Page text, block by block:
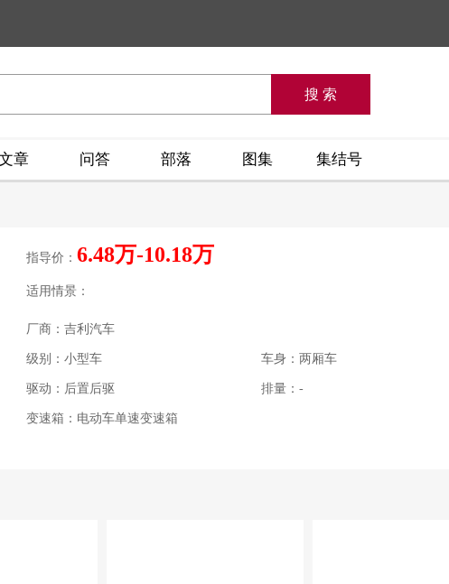
章 问答 部落 图集 集结号
指导价： 6.48万-10.18万
适用情景：
厂商：吉利汽车
级别：小型车 车身：两厢车
驱动：后置后驱 排量：-
变速箱：电动车单速变速箱